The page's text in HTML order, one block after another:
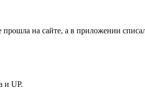
на сайте, а в приложении
и UP.